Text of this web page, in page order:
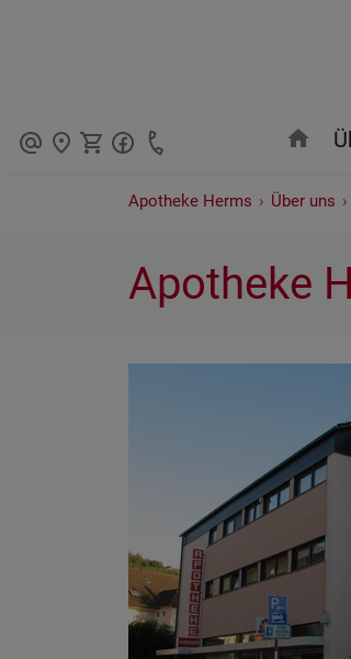
+49625173006 home
Apotheke Herms › Über uns ›
Apotheke